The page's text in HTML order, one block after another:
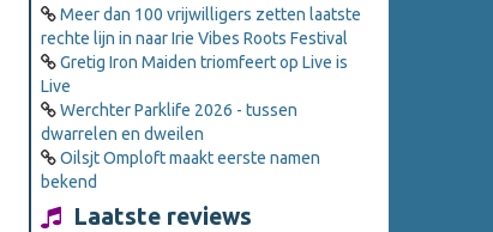
Meer dan 100 vrijwilligers zetten laatste
rechte lijn in naar Irie Vibes Roots Festival
Gretig Iron Maiden triomfeert op Live is
Live
Werchter Parklife 2026 - tussen
dwarrelen en dweilen
Oilsjt Omploft maakt eerste namen
bekend
Laatste reviews